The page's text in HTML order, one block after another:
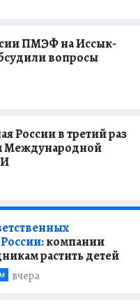
ПМЭФ на Иссык-
вопросы
России в третий раз
Международной
компании
растить детей
вчера